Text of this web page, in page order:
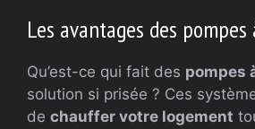
Les avantages des
Qu’est-ce qui fait des pompes
solution si prisée ? Ces
de chauffer votre logement